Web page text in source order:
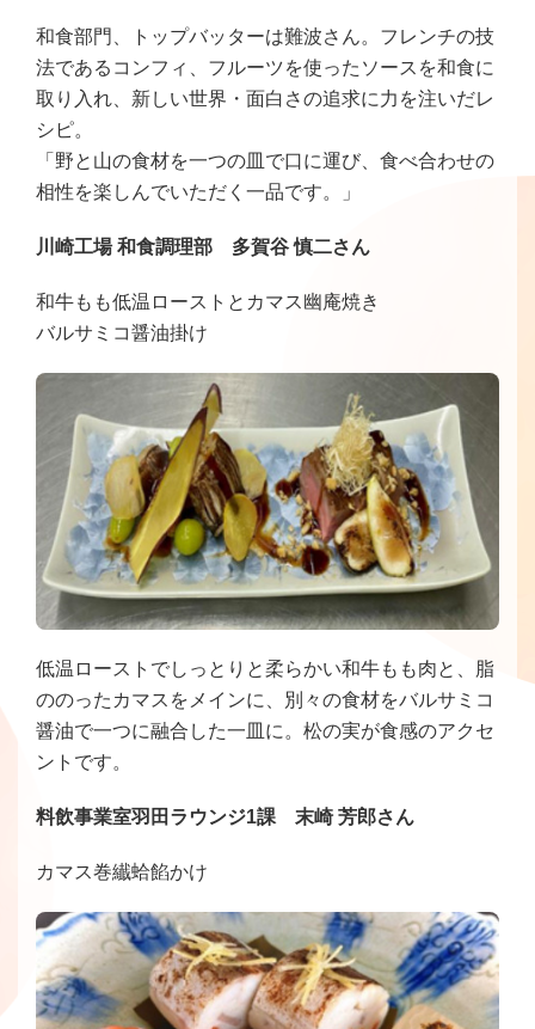
和食部門、トップバッターは難波さん。フレンチの技
法であるコンフィ、フルーツを使ったソースを和食に
取り入れ、新しい世界・面白さの追求に力を注いだレ
シピ。
「野と山の食材を一つの皿で口に運び、食べ合わせの
相性を楽しんでいただく一品です。」
川崎工場 和食調理部 多賀谷 慎二さん
和牛もも低温ローストとカマス幽庵焼き
バルサミコ醤油掛け
低温ローストでしっとりと柔らかい和牛もも肉と、脂
ののったカマスをメインに、別々の食材をバルサミコ
醤油で一つに融合した一皿に。松の実が食感のアクセ
ントです。
料飲事業室羽田ラウンジ1課 末崎 芳郎さん
カマス巻纎蛤餡かけ